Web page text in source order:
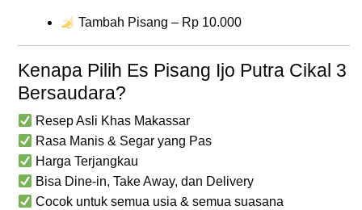
Tambah Pisang – Rp 10.000
Kenapa Pilih Es Pisang Ijo Putra Cikal 3
Bersaudara?
Resep Asli Khas Makassar
Rasa Manis & Segar yang Pas
Harga Terjangkau
Bisa Dine-in, Take Away, dan Delivery
Cocok untuk semua usia & semua suasana